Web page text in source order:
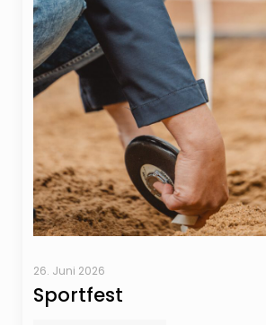
26. Juni 2026
Sportfest